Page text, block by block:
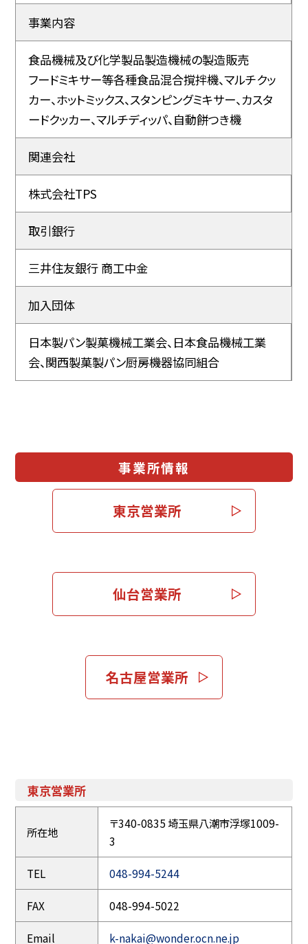
事業内容
食品機械及び化学製品製造機械の製造販売
フードミキサー等各種食品混合撹拌機、マルチクッ
カー、ホットミックス、スタンピングミキサー、カスタ
ードクッカー、マルチディッパ、自動餅つき機
関連会社
株式会社TPS
取引銀行
三井住友銀行 商工中金
加入団体
日本製パン製菓機械工業会、日本食品機械工業
会、関西製菓製パン厨房機器協同組合
事業所情報
東京営業所
仙台営業所
名古屋営業所
東京営業所
所在地
〒340-0835 埼玉県八潮市浮塚1009-
3
TEL 048-994-5244
FAX 048-994-5022
Email k-nakai@wonder.ocn.ne.jp